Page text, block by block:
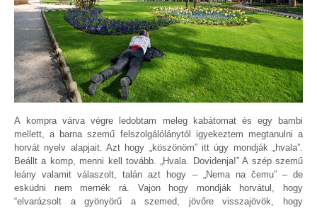
A kompra várva végre ledobtam meleg kabátomat és egy bambi
mellett, a barna szemű felszolgálólánytól igyekeztem megtanulni a
horvát nyelv alapjait. Azt hogy „köszönöm” itt úgy mondják „hvala”.
Beállt a komp, menni kell tovább. „Hvala. Dovidenja!” A szép szemű
leány valamit válaszolt, talán azt hogy – „Nema na čemu” – de
esküdni nem mernék rá. Vajon hogy mondják horvátul, hogy
“elvarázsolt a gyönyörű a szemed, jövőre visszajövök, hogy